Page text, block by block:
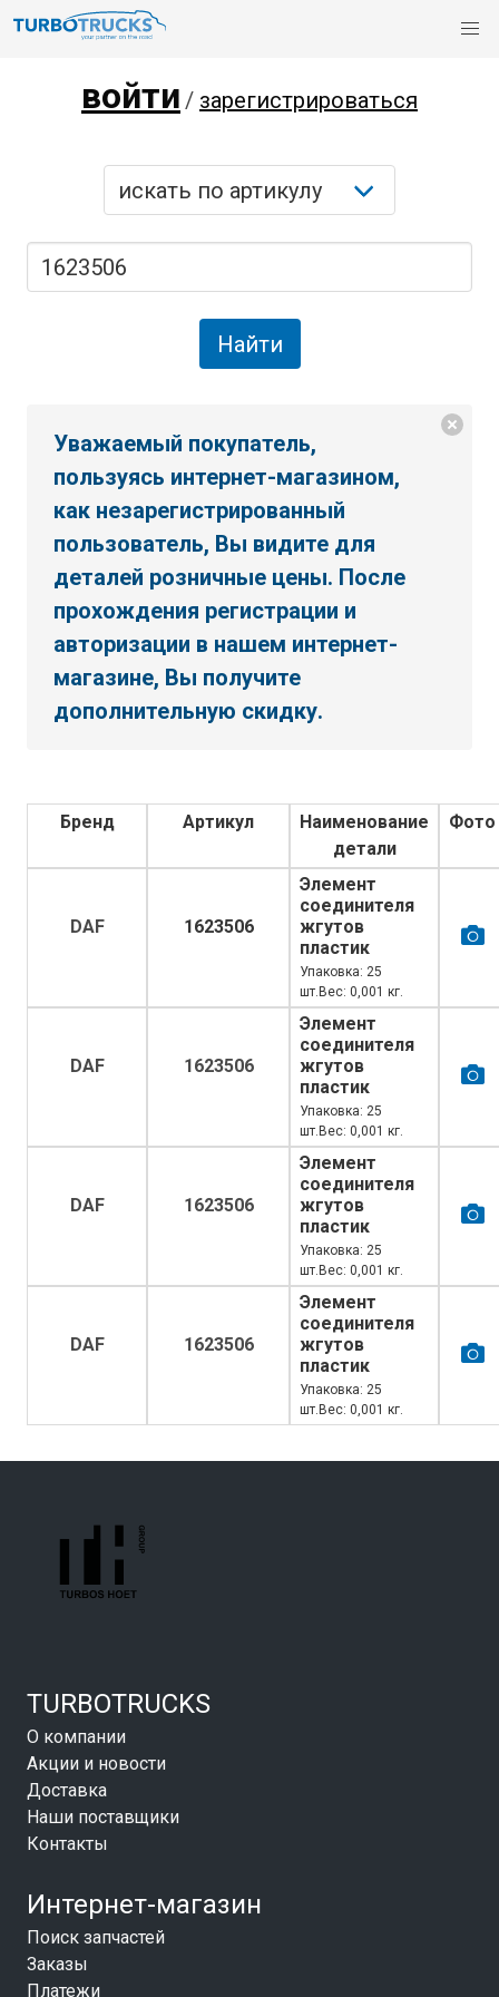
войти / зарегистрироваться
Уважаемый покупатель,
пользуясь интернет-магазином,
как незарегистрированный
пользователь, Вы видите для
деталей розничные цены. После
прохождения регистрации и
авторизации в нашем интернет-
магазине, Вы получите
дополнительную скидку.
Бренд Артикул
Наименование
детали
Фото
DAF 1623506
Элемент
соединителя
жгутов
пластик
Упаковка: 25
шт.Вес: 0,001 кг.
DAF 1623506
Элемент
соединителя
жгутов
пластик
Упаковка: 25
шт.Вес: 0,001 кг.
DAF 1623506
Элемент
соединителя
жгутов
пластик
Упаковка: 25
шт.Вес: 0,001 кг.
DAF 1623506
Элемент
соединителя
жгутов
пластик
Упаковка: 25
шт.Вес: 0,001 кг.
TURBOTRUCKS
О компании
Акции и новости
Доставка
Наши поставщики
Контакты
Интернет-магазин
Поиск запчастей
Заказы
Платежи